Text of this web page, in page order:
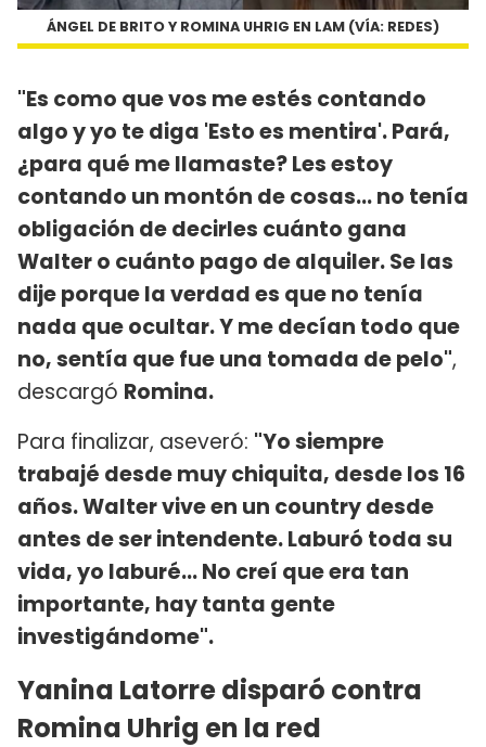
ÁNGEL DE BRITO Y ROMINA UHRIG EN LAM (VÍA: REDES)
"Es como que vos me estés contando
algo y yo te diga 'Esto es mentira'. Pará,
¿para qué me llamaste? Les estoy
contando un montón de cosas... no tenía
obligación de decirles cuánto gana
Walter o cuánto pago de alquiler. Se las
dije porque la verdad es que no tenía
nada que ocultar. Y me decían todo que
no, sentía que fue una tomada de pelo",
descargó Romina.
Para finalizar, aseveró: "Yo siempre
trabajé desde muy chiquita, desde los 16
años. Walter vive en un country desde
antes de ser intendente. Laburó toda su
vida, yo laburé... No creí que era tan
importante, hay tanta gente
investigándome".
Yanina Latorre disparó contra
Romina Uhrig en la red